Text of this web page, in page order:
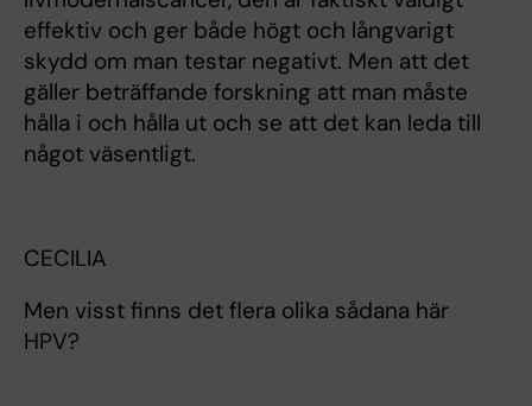
effektiv och ger både högt och långvarigt
skydd om man testar negativt. Men att det
gäller beträffande forskning att man måste
hålla i och hålla ut och se att det kan leda till
något väsentligt.
CECILIA
Men visst finns det flera olika sådana här
HPV?